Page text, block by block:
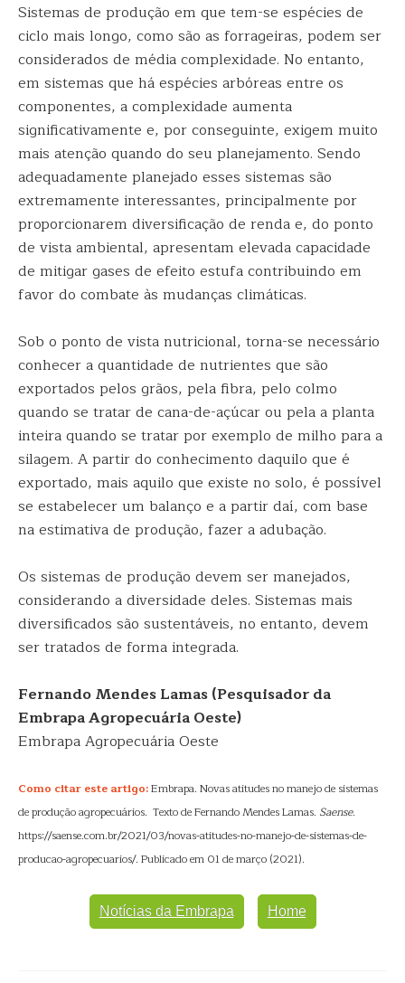
Sistemas de produção em que tem-se espécies de
ciclo mais longo, como são as forrageiras, podem ser
considerados de média complexidade. No entanto,
em sistemas que há espécies arbóreas entre os
componentes, a complexidade aumenta
significativamente e, por conseguinte, exigem muito
mais atenção quando do seu planejamento. Sendo
adequadamente planejado esses sistemas são
extremamente interessantes, principalmente por
proporcionarem diversificação de renda e, do ponto
de vista ambiental, apresentam elevada capacidade
de mitigar gases de efeito estufa contribuindo em
favor do combate às mudanças climáticas.
Sob o ponto de vista nutricional, torna-se necessário
conhecer a quantidade de nutrientes que são
exportados pelos grãos, pela fibra, pelo colmo
quando se tratar de cana-de-açúcar ou pela a planta
inteira quando se tratar por exemplo de milho para a
silagem. A partir do conhecimento daquilo que é
exportado, mais aquilo que existe no solo, é possível
se estabelecer um balanço e a partir daí, com base
na estimativa de produção, fazer a adubação.
Os sistemas de produção devem ser manejados,
considerando a diversidade deles. Sistemas mais
diversificados são sustentáveis, no entanto, devem
ser tratados de forma integrada.
Fernando Mendes Lamas(Pesquisador da
Embrapa Agropecuária Oeste)
Embrapa Agropecuária Oeste
Como citar este artigo:Embrapa. Novas atitudes no manejo de sistemas
de produção agropecuários. Texto de Fernando Mendes Lamas. Saense.
https://saense.com.br/2021/03/novas-atitudes-no-manejo-de-sistemas-de-
producao-agropecuarios/. Publicado em 01 de março (2021).
Notícias da Embrapa Home